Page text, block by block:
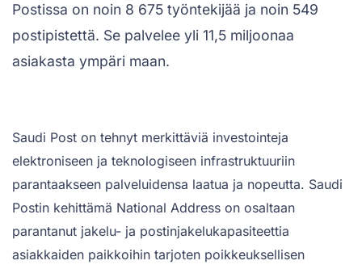
Postissa on noin 8 675 työntekijää ja noin 549
postipistettä. Se palvelee yli 11,5 miljoonaa
asiakasta ympäri maan.
Saudi Post on tehnyt merkittäviä investointeja
elektroniseen ja teknologiseen infrastruktuuriin
parantaakseen palveluidensa laatua ja nopeutta. Saudi
Postin kehittämä National Address on osaltaan
parantanut jakelu- ja postinjakelukapasiteettia
asiakkaiden paikkoihin tarjoten poikkeuksellisen